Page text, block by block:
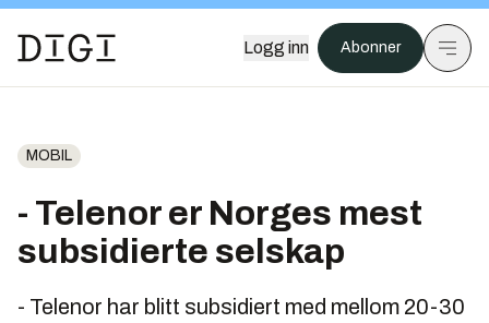
Logg inn Abonner
MOBIL
- Telenor er Norges mest
subsidierte selskap
- Telenor har blitt subsidiert med mellom 20-30